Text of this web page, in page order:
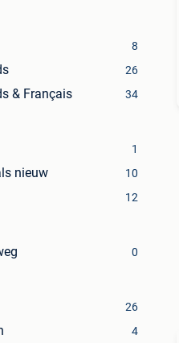
8
26
& Français 34
1
nieuw 10
12
0
26
4